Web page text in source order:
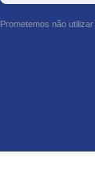
Prometemos não